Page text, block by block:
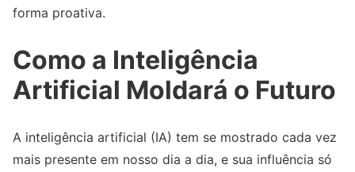
forma proativa.
Como a Inteligência
Artificial Moldará o Futuro
A inteligência artificial (IA) tem se mostrado cada vez
mais presente em nosso dia a dia, e sua influência só